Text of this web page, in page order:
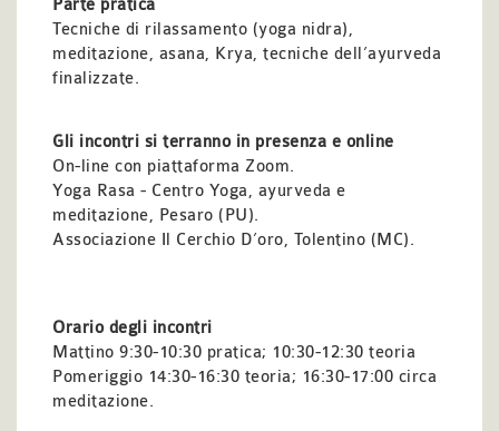
Parte pratica
Tecniche di rilassamento (yoga nidra),
meditazione, asana, Krya, tecniche dell’ayurveda
finalizzate.
Gli incontri si terranno in presenza e online
On-line con piattaforma Zoom.
Yoga Rasa - Centro Yoga, ayurveda e
meditazione, Pesaro (PU).
Associazione Il Cerchio D’oro, Tolentino (MC).
Orario degli incontri
Mattino 9:30-10:30 pratica; 10:30-12:30 teoria
Pomeriggio 14:30-16:30 teoria; 16:30-17:00 circa
meditazione.